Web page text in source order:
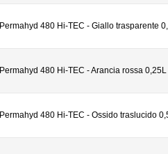
Permahyd 480 Hi-TEC - Giallo trasparente
Permahyd 480 Hi-TEC - Arancia rossa 0,25L
Permahyd 480 Hi-TEC - Ossido traslucido